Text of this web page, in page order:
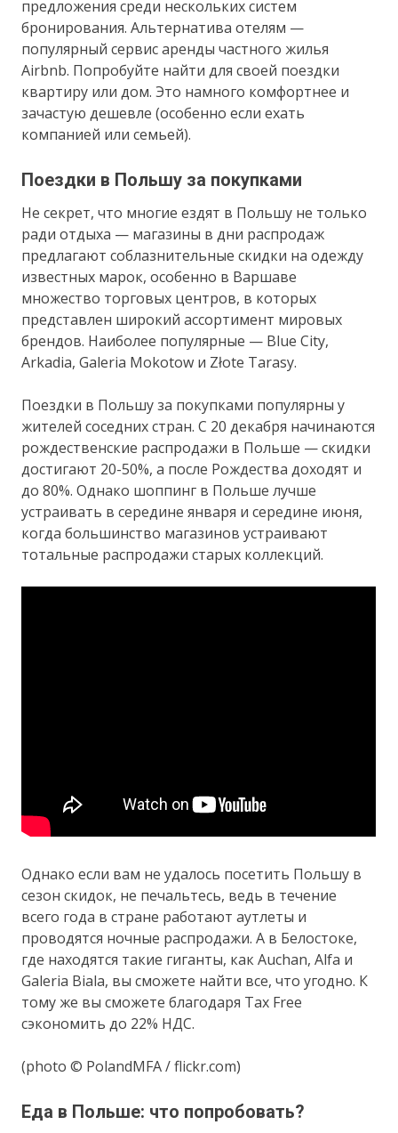
предложения среди нескольких систем
бронирования. Альтернатива отелям —
популярный сервис аренды частного жилья
Airbnb. Попробуйте найти для своей поездки
квартиру или дом. Это намного комфортнее и
зачастую дешевле (особенно если ехать
компанией или семьей).
Поездки в Польшу за покупками
Не секрет, что многие ездят в Польшу не только
ради отдыха — магазины в дни распродаж
предлагают соблазнительные скидки на одежду
известных марок, особенно в Варшаве
множество торговых центров, в которых
представлен широкий ассортимент мировых
брендов. Наиболее популярные — Blue City,
Arkadia, Galeria Mokotow и Złote Tarasy.
Поездки в Польшу за покупками популярны у
жителей соседних стран. С 20 декабря начинаются
рождественские распродажи в Польше — скидки
достигают 20-50%, а после Рождества доходят и
до 80%. Однако шоппинг в Польше лучше
устраивать в середине января и середине июня,
когда большинство магазинов устраивают
тотальные распродажи старых коллекций.
Однако если вам не удалось посетить Польшу в
сезон скидок, не печальтесь, ведь в течение
всего года в стране работают аутлеты и
проводятся ночные распродажи. А в Белостоке,
где находятся такие гиганты, как Auchan, Alfa и
Galeria Biala, вы сможете найти все, что угодно. К
тому же вы сможете благодаря Tax Free
сэкономить до 22% НДС.
(photo © PolandMFA / flickr.com)
Еда в Польше: что попробовать?